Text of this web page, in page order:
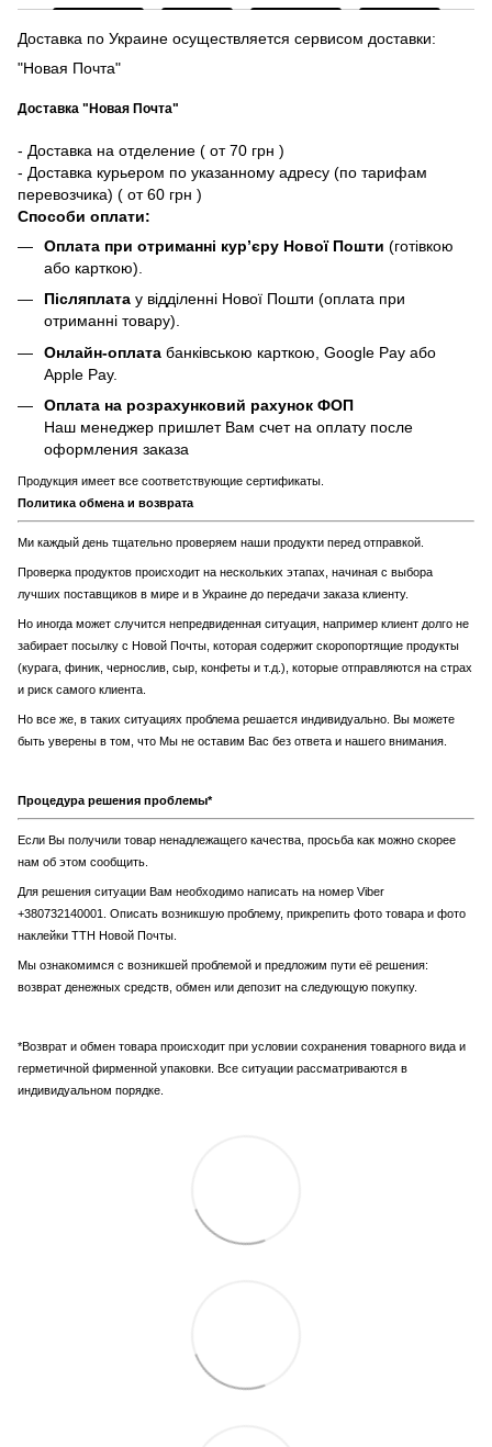
Доставка по Украине осуществляется сервисом доставки:
"Новая Почта"
Доставка "Новая Почта"
- Доставка на отделение ( от 70 грн )
- Доставка курьером по указанному адресу (по тарифам
перевозчика) ( от 60 грн )
Способи оплати:
Оплата при отриманні кур’єру Нової Пошти (готівкою
або карткою).
Післяплата у відділенні Нової Пошти (оплата при
отриманні товару).
Онлайн-оплата банківською карткою, Google Pay або
Apple Pay.
Оплата на розрахунковий рахунок ФОП
Наш менеджер пришлет Вам счет на оплату после
оформления заказа
Продукция имеет все соответствующие сертификаты.
Политика обмена и возврата
Ми каждый день тщательно проверяем наши продукти перед отправкой.
Проверка продуктов происходит на нескольких этапах, начиная с выбора
лучших поставщиков в мире и в Украине до передачи заказа клиенту.
Но иногда может случится непредвиденная ситуация, например клиент долго не
забирает посылку с Новой Почты, которая содержит скоропортящие продукты
(курага, финик, чернослив, сыр, конфеты и т.д.), которые отправляются на страх
и риск самого клиента.
Но все же, в таких ситуациях проблема решается индивидуально. Вы можете
быть уверены в том, что Мы не оставим Вас без ответа и нашего внимания.
Процедура решения проблемы*
Если Вы получили товар ненадлежащего качества, просьба как можно скорее
нам об этом сообщить.
Для решения ситуации Вам необходимо написать на номер Viber
+380732140001. Описать возникшую проблему, прикрепить фото товара и фото
наклейки ТТН Новой Почты.
Мы ознакомимся с возникшей проблемой и предложим пути её решения:
возврат денежных средств, обмен или депозит на следующую покупку.
*Возврат и обмен товара происходит при условии сохранения товарного вида и
герметичной фирменной упаковки. Все ситуации рассматриваются в
индивидуальном порядке.